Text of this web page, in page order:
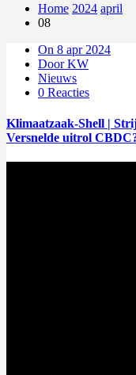
Home 2024 april
08
On 8 apr 2024
Door KW
Nieuws
0 Reacties
Klimaatzaak-Shell |
Versnelde uitrol